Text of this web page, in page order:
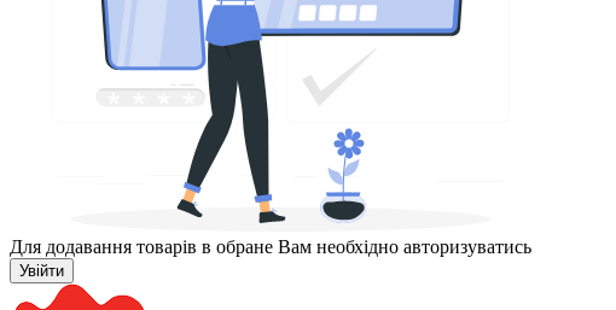
Для додавання товарів в обране Вам необхідно авторизуватись
Увійти